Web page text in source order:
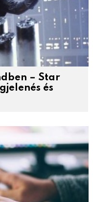
– Star
és